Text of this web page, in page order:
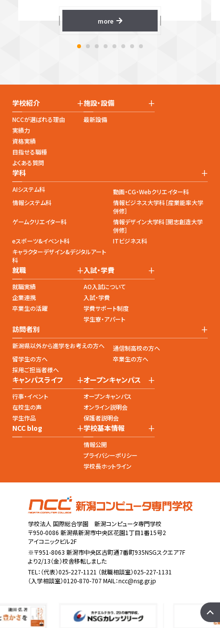
more
学校紹介 +
NCCが選ばれる理由
実績力
資格実績
目指せる職種
よくある質問
施設・設備 +
最新設備
学科 +
AIシステム科
動画・CG・Webクリエイター科
情報システム科
情報ビジネス大学科［産業能率大学
併修］
ゲームクリエイター科
情報デザイン大学科［開志創造大学
併修］
eスポーツ&イベント科
ITビジネス科
キャラクターデザイン&デジタルアート
科
就職 +
就職実績
企業連携
卒業生の活躍
入試・学費 +
AO入試について
入試・学費
学費サポート制度
学生寮・アパート
訪問者別 +
新潟県以外から進学をお考えの方へ
通信制高校の方へ
留学生の方へ
卒業生の方へ
採用ご担当者様へ
キャンパスライフ +
行事・イベント
在校生の声
学生作品
オープンキャンパス +
オープンキャンパス
オンライン説明会
保護者説明会
NCC blog +学校基本情報 +
情報公開
プライバシーポリシー
学校長ホットライン
学校法人 国際総合学園 新潟コンピュータ専門学校
〒950-0086 新潟県新潟市中央区花園1丁目1番15号2
アイコニックビル2F
※〒951-8063 新潟市中央区古町通7番町935NSGスクエア7F
より2/13（金）校舎移転しました
TEL： （代表）025-227-1121 （就職相談室）025-227-1131
（入学相談室）0120-870-707 MAIL：ncc@nsg.gr.jp